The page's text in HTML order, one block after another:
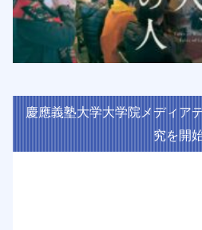
慶應義塾大学大学院メディア
究を開